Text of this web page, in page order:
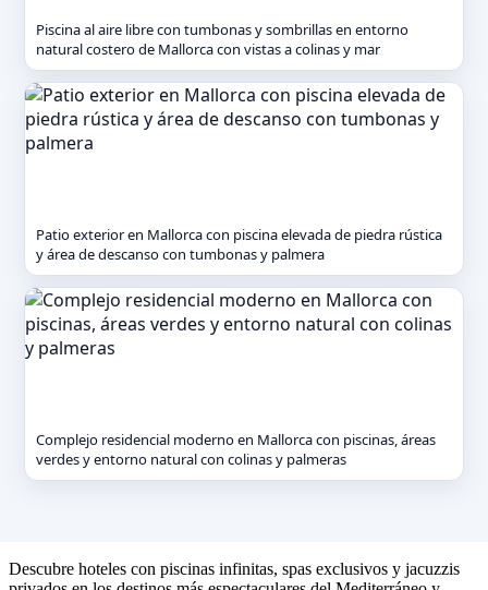
Piscina al aire libre con tumbonas y sombrillas en entorno
natural costero de Mallorca con vistas a colinas y mar
Patio exterior en Mallorca con piscina elevada de piedra rústica
y área de descanso con tumbonas y palmera
Complejo residencial moderno en Mallorca con piscinas, áreas
verdes y entorno natural con colinas y palmeras
Descubre hoteles con piscinas infinitas, spas exclusivos y jacuzzis